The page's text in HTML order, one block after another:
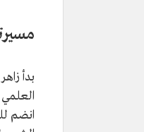
من
بدأ
انضم